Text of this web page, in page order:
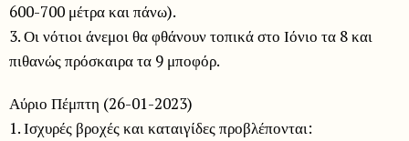
600-700 μέτρα και πάνω).
3. Οι νότιοι άνεμοι θα φθάνουν τοπικά στο Ιόνιο τα 8 και
πιθανώς πρόσκαιρα τα 9 μποφόρ.
Αύριο Πέμπτη (26-01-2023)
1. Ισχυρές βροχές και καταιγίδες προβλέπονται: